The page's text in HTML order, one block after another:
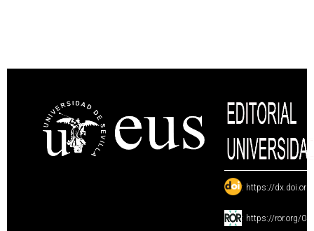
: https://
: https://ror.org/